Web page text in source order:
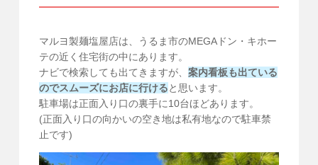
マルヨ製麺塩屋店は、うるま市のMEGAドン・キホー
テの近く住宅街の中にあります。
ナビで検索しても出てきますが、 案内看板も出ている
のでスムーズにお店に行けると思います。
駐車場は正面入り口の裏手に10台ほどあります。
(正面入り口の向かいの空き地は私有地なので駐車禁
止です)